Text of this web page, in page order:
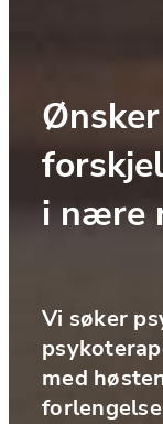
i nære
Vi søker
med